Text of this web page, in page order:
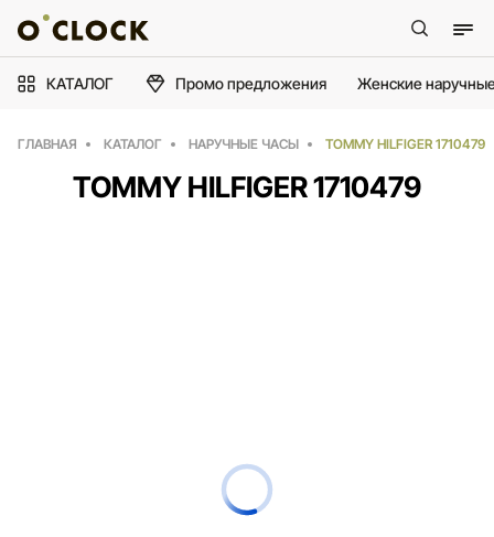
КАТАЛОГ Промо предложения Женские
ГЛАВНАЯ КАТАЛОГ НАРУЧНЫЕ ЧАСЫ TOMMY HILFIGER 1710479
TOMMY HILFIGER 1710479